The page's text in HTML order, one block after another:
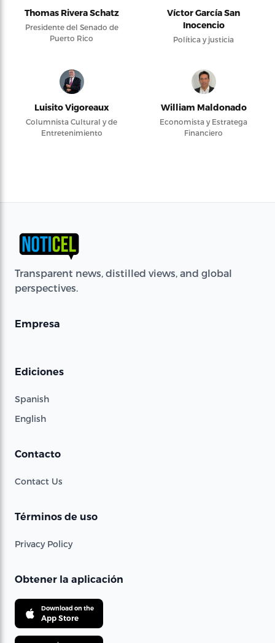
Thomas Rivera Schatz
Presidente del Senado de
Puerto Rico
Víctor García San
Inocencio
Política y justicia
Luisito Vigoreaux
Columnista Cultural y de
Entretenimiento
William Maldonado
Economista y Estratega
Financiero
Transparent news, distilled views, and global
perspectives.
Empresa
Ediciones
Spanish
English
Contacto
Contact Us
Términos de uso
Privacy Policy
Obtener la aplicación
Download on the
App Store